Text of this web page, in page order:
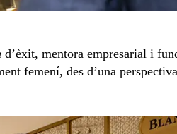
d’èxit, mentora empresarial i
femení, des d’una perspectiva